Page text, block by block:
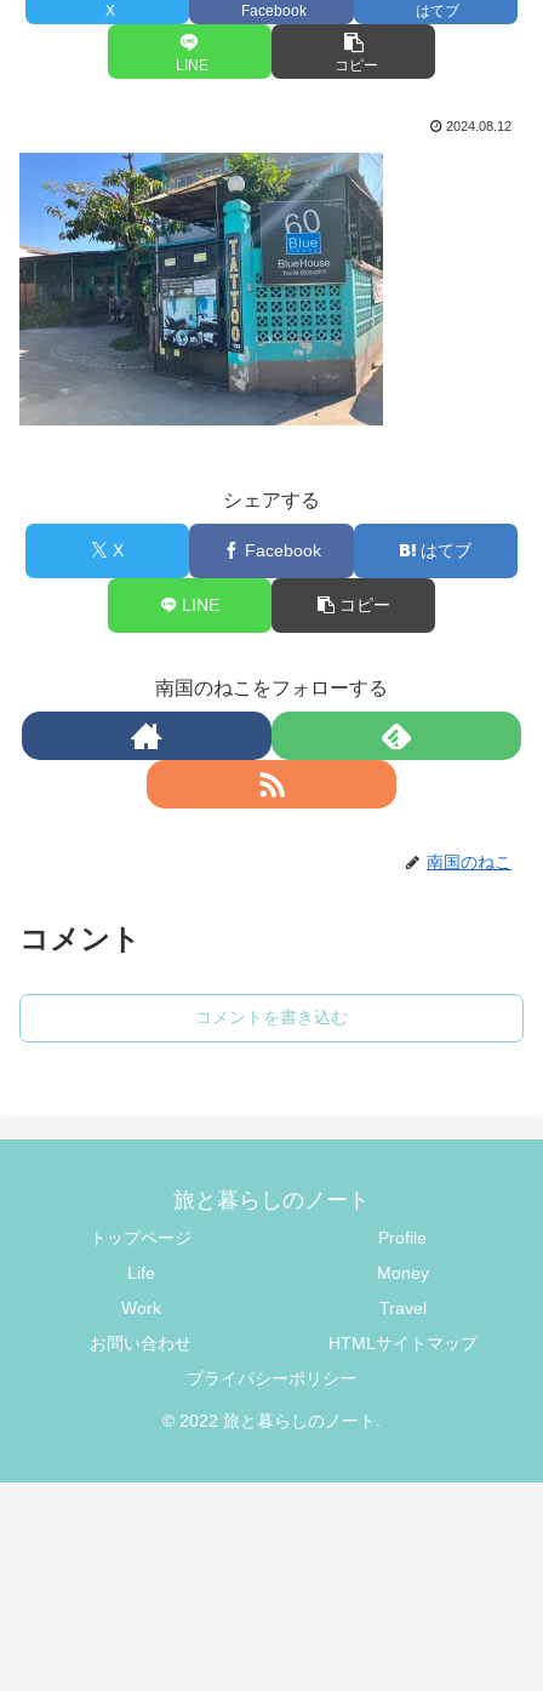
X Facebook はてブ
LINE コピー
2024.08.12
シェアする
X Facebook はてブ
LINE コピー
南国のねこをフォローする
南国のねこ
コメント
コメントを書き込む
旅と暮らしのノート
トップページ
Profile
Life
Money
Work
Travel
お問い合わせ
HTMLサイトマップ
プライバシーポリシー
© 2022 旅と暮らしのノート.